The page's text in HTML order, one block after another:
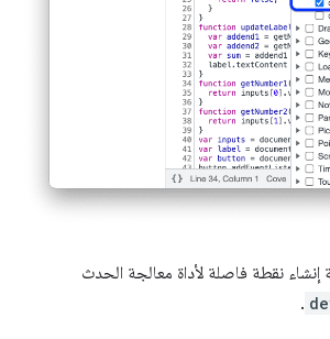
نقطة فاصلة لأداة معالجة الحدث
.